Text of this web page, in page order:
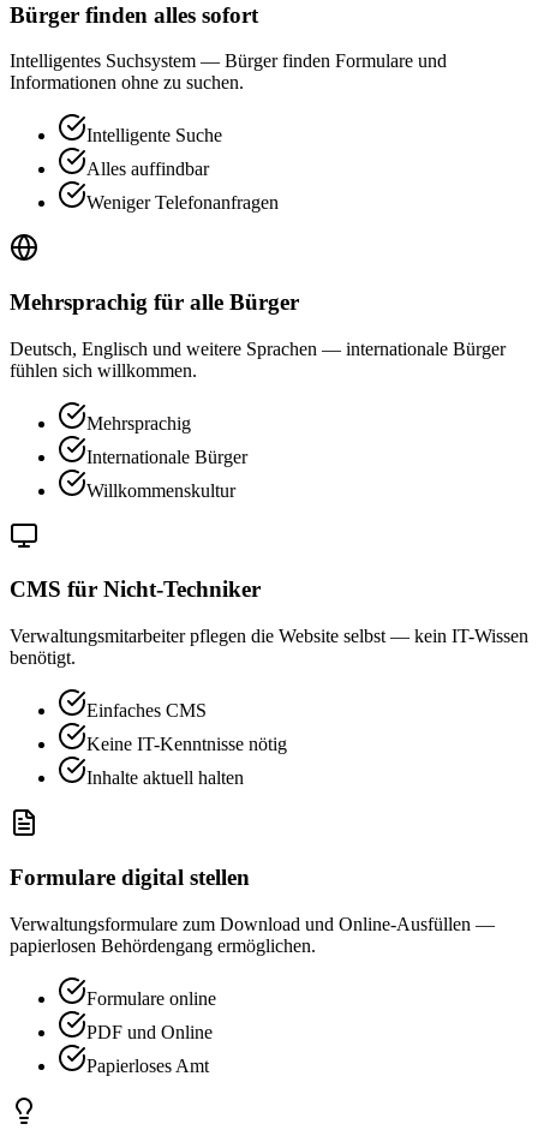
Bürger finden alles sofort
Intelligentes Suchsystem — Bürger finden Formulare und
Informationen ohne zu suchen.
Intelligente Suche
Alles auffindbar
Weniger Telefonanfragen
Mehrsprachig für alle Bürger
Deutsch, Englisch und weitere Sprachen — internationale Bürger
fühlen sich willkommen.
Mehrsprachig
Internationale Bürger
Willkommenskultur
CMS für Nicht-Techniker
Verwaltungsmitarbeiter pflegen die Website selbst — kein IT-Wissen
benötigt.
Einfaches CMS
Keine IT-Kenntnisse nötig
Inhalte aktuell halten
Formulare digital stellen
Verwaltungsformulare zum Download und Online-Ausfüllen —
papierlosen Behördengang ermöglichen.
Formulare online
PDF und Online
Papierloses Amt